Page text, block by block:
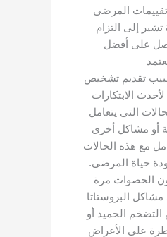
المرضى
إلى التزام
على أفضل
تقديم تشخيص
الابتكارات
التي يتعامل
أو مشاكل أخرى
مع هذه الحالات
حياة المرضى.
الحصوات مرة
البروستاتا
الحميد أو
على الأعراض